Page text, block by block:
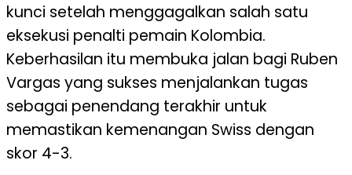
kunci setelah menggagalkan salah satu
eksekusi penalti pemain Kolombia.
Keberhasilan itu membuka jalan bagi Ruben
Vargas yang sukses menjalankan tugas
sebagai penendang terakhir untuk
memastikan kemenangan Swiss dengan
skor 4-3.